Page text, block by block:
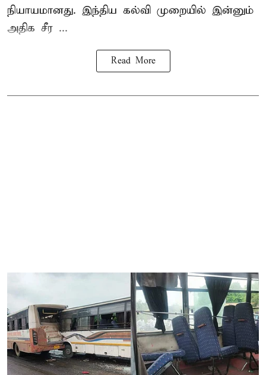
நியாயமானது. இந்திய கல்வி முறையில் இன்னும்
அதிக சீர ...
Read More